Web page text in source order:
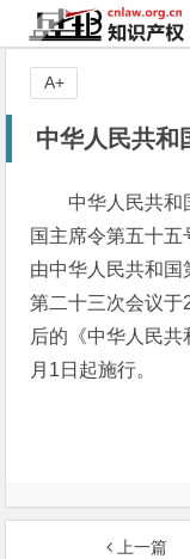
中华人民共和
中华人民共和
国主席令第五十
由中华人民共和国
第二十三次会议
后的《中华人民
月1日起施行。
A+
上一篇